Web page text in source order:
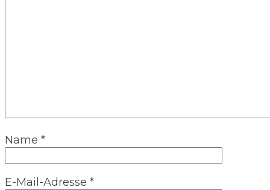
Name *
E-Mail-Adresse *